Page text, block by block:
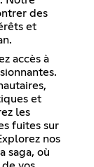
des
et
accès à
et
les
fuites sur
nos
saga, où